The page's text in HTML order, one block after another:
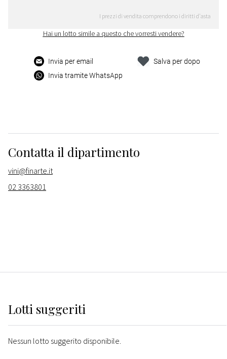
I prezzi di vendita comprendono i diritti d'asta
Hai un lotto simile a questo che vorresti vendere?
Invia per email
Invia tramite WhatsApp
Salva per dopo
Contatta il dipartimento
vini@finarte.it
02 3363801
Lotti suggeriti
Nessun lotto suggerito disponibile.